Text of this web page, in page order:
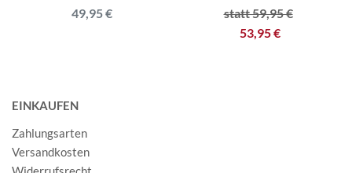
49,95 €
statt 59,95 €
53,95 €
EINKAUFEN
Zahlungsarten
Versandkosten